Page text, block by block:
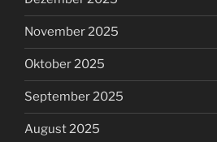
November 2025
Oktober 2025
September 2025
August 2025